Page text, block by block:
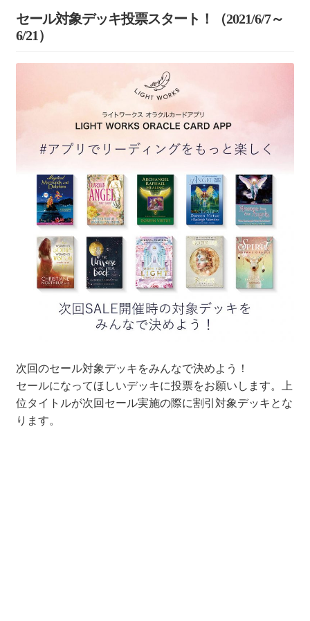
セール対象デッキ投票スタート！（2021/6/7～
6/21）
次回のセール対象デッキをみんなで決めよう！
セールになってほしいデッキに投票をお願いします。上
位タイトルが次回セール実施の際に割引対象デッキとな
ります。